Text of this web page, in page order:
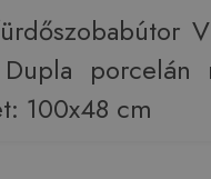
porcelán
100x48 cm